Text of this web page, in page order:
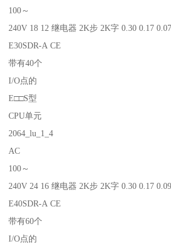
100～
240V 18 12 继电器 2K步 2K字 0.30 0.17
E30SDR-A CE
带有40个
I/O点的
E□□S型
CPU单元
2064_lu_1_4
AC
100～
240V 24 16 继电器 2K步 2K字 0.30 0.17
E40SDR-A CE
带有60个
I/O点的